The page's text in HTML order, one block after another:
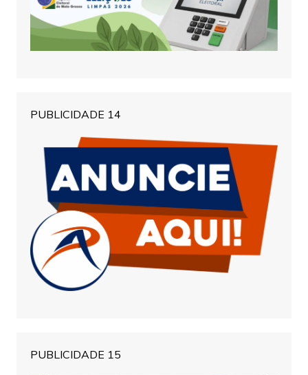
PUBLICIDADE 14
PUBLICIDADE 15